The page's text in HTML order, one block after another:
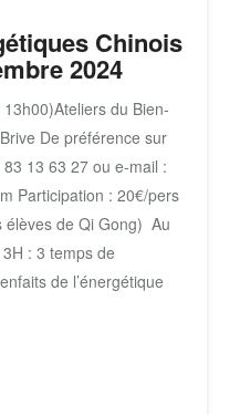
Chinois
2024
du Bien-
De préférence sur
13 63 27 ou e-mail :
Participation : 20€/pers
élèves de Qi Gong) Au
: 3 temps de
de l’énergétique